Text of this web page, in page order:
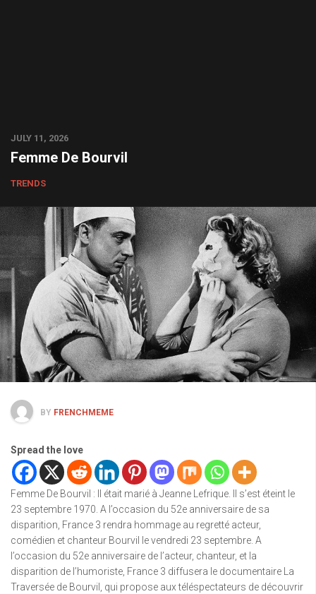
JULY 11, 2026
Femme De Bourvil
TRENDS
BY FRENCHMEME
Spread the love
Femme De Bourvil : Il était marié à Jeanne Lefrique. Il s’est éteint le
23 septembre 1970. A l’occasion du 52e anniversaire de sa
disparition, France 3 rendra hommage au regretté acteur,
comédien et chanteur Bourvil le vendredi 23 septembre. A
l’occasion du 52e anniversaire de l’acteur, chanteur, et la
disparition de l’humoriste, France 3 diffusera le documentaire La
Traversée de Bourvil, qui propose aux téléspectateurs de découvrir